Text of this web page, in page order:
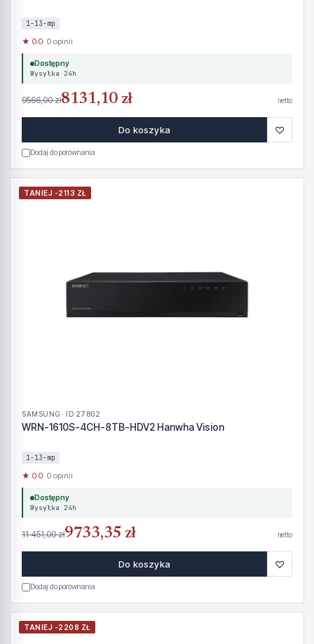
1-13-mp
★ 0.0· 0 opinii
Dostępny
Wysyłka 24h
9566,00 zł8131,10 zł netto
Do koszyka ♡
Dodaj do porównania
TANIEJ -2113 ZŁ
SAMSUNG · ID 27802
WRN-1610S-4CH-8TB-HDV2 Hanwha Vision
1-13-mp
★ 0.0· 0 opinii
Dostępny
Wysyłka 24h
11 451,00 zł9733,35 zł netto
Do koszyka ♡
Dodaj do porównania
TANIEJ -2208 ZŁ